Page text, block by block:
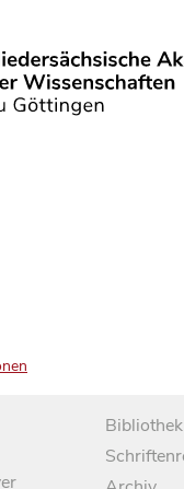
Bibliothek